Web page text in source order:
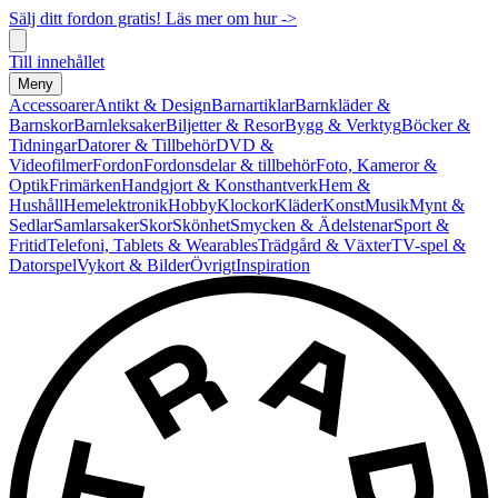
Sälj ditt fordon gratis! Läs mer om hur ->
Till innehållet
Meny
AccessoarerAntikt & DesignBarnartiklarBarnkläder &
BarnskorBarnleksakerBiljetter & ResorBygg & VerktygBöcker &
TidningarDatorer & TillbehörDVD &
VideofilmerFordonFordonsdelar & tillbehörFoto, Kameror &
OptikFrimärkenHandgjort & KonsthantverkHem &
HushållHemelektronikHobbyKlockorKläderKonstMusikMynt &
SedlarSamlarsakerSkorSkönhetSmycken & ÄdelstenarSport &
FritidTelefoni, Tablets & WearablesTrädgård & VäxterTV-spel &
DatorspelVykort & BilderÖvrigtInspiration